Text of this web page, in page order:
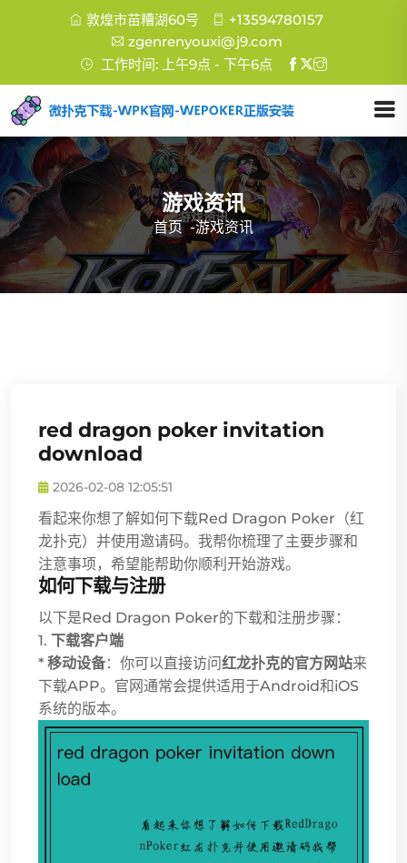
敦煌市苗糟湖60号
+13594780157
zgenrenyouxi@j9.com
工作时间: 上午9点 - 下午6点
游戏资讯
首页 -游戏资讯
red dragon poker invitation
download
2026-02-08 12:05:51
看起来你想了解如何下载Red Dragon Poker（红
龙扑克）并使用邀请码。我帮你梳理了主要步骤和
注意事项，希望能帮助你顺利开始游戏。
如何下载与注册
以下是Red Dragon Poker的下载和注册步骤：
1. 下载客户端
* 移动设备：你可以直接访问红龙扑克的官方网站来
下载APP。官网通常会提供适用于Android和iOS
系统的版本。